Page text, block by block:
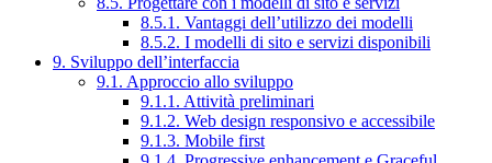
8.5.1. Vantaggi dell’utilizzo dei modelli
8.5.2. I modelli di sito e servizi disponibili
9. Sviluppo dell’interfaccia
9.1. Approccio allo sviluppo
9.1.1. Attività preliminari
9.1.2. Web design responsivo e accessibile
9.1.3. Mobile first